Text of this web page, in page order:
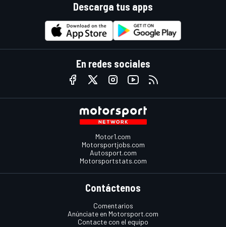
Descarga tus apps
En redes sociales
Motor1.com
Motorsportjobs.com
Autosport.com
Motorsportstats.com
Contáctenos
Comentarios
Anúnciate en Motorsport.com
Contacte con el equipo